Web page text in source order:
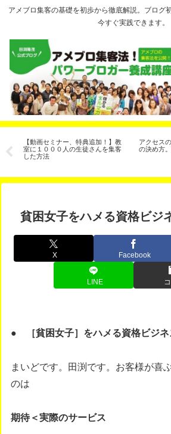
アメブロ集客の基礎を初歩から徹底解説。ブログ
今すぐ実践できます。
【動画セミナー、特典追加！】教
室に１０００人の生徒さんを集客
した方法
アクセス
の決め方
貧困女子をハメる資格ビジ
X Facebook
LINE
● ［貧困女子］をハメる資格ビジネ
まいどです。田渕です。お客様が喜
のは
期待＜実際のサービス